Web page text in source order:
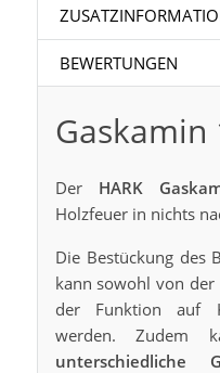
BEWERTUNGEN
Gaskamin
Der HARK
Holzfeuer in nichts
Die Bestückung des
kann sowohl von
der Funktion auf
werden. Zudem
unterschiedliche